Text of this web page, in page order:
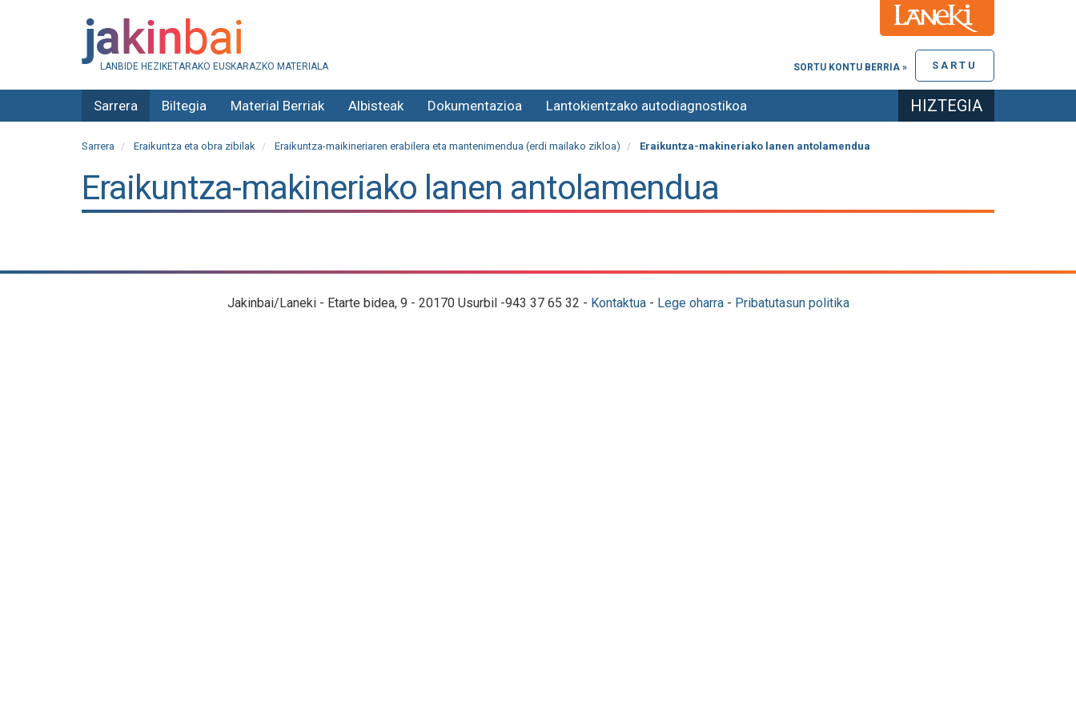
LANBIDE HEZIKETARAKO EUSKARAZKO MATERIALA SARTU
SORTU KONTU BERRIA »
Sarrera Biltegia Material Berriak Albisteak Dokumentazioa Lantokientzako autodiagnostikoa HIZTEGIA
Sarrera Eraikuntza eta obra zibilak Eraikuntza-maikineriaren erabilera eta mantenimendua (erdi mailako zikloa) Eraikuntza-makineriako lanen antolamendua
Eraikuntza-makineriako lanen antolamendua
Jakinbai/Laneki - Etarte bidea, 9 - 20170 Usurbil -943 37 65 32 - Kontaktua- Lege oharra- Pribatutasun politika